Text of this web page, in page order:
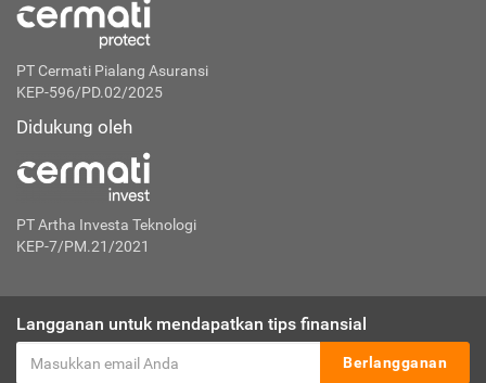
PT Cermati Pialang Asuransi
KEP-596/PD.02/2025
Didukung oleh
PT Artha Investa Teknologi
KEP-7/PM.21/2021
Langganan untuk mendapatkan tips finansial
Berlangganan